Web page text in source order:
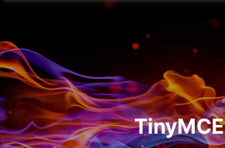
TinyMCE